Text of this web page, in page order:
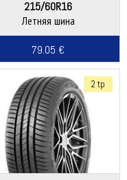
215/60R16
Летняя шина
79.05 €
2 tp